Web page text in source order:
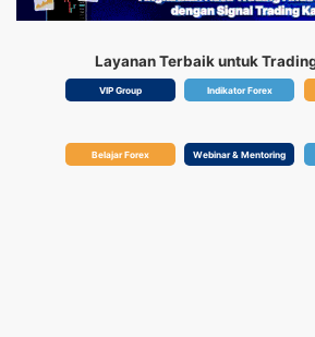
Layanan Terbaik untuk
VIP Group Indikator Forex
Belajar Forex Webinar & Mentoring